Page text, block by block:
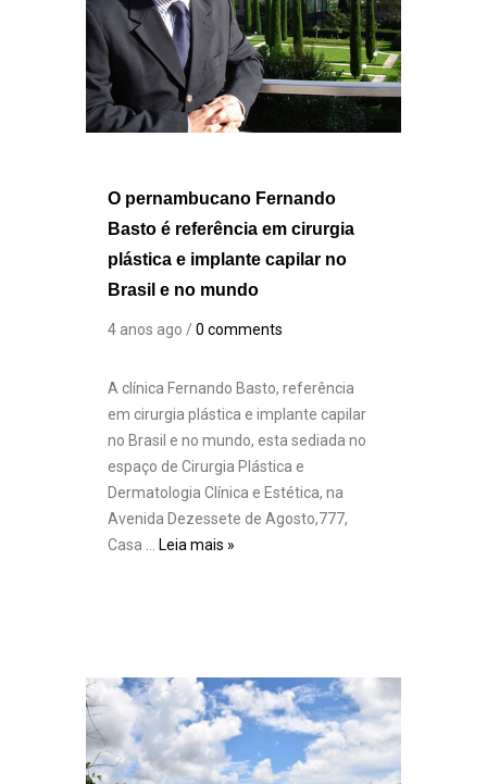
O pernambucano Fernando
Basto é referência em cirurgia
plástica e implante capilar no
Brasil e no mundo
4 anos ago /0 comments
A clínica Fernando Basto, referência
em cirurgia plástica e implante capilar
no Brasil e no mundo, esta sediada no
espaço de Cirurgia Plástica e
Dermatologia Clínica e Estética, na
Avenida Dezessete de Agosto,777,
Casa … Leia mais »